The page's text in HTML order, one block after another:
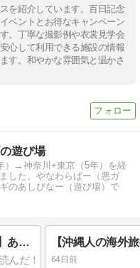
を紹介しています。百日記念
ベントとお得なキャンペーン
。丁寧な撮影例や衣裳見学会
心して利用できる施設の情報
す。和やかな雰囲気と温かさ
遊び場
）→神奈川+東京（5年）を経
した。やなわらばー（悪ガ
のあしびなー（遊び場）で
【沖縄人の海外旅行記2026 その8】あのお方と合流！
64日前